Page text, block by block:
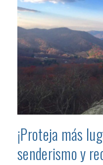
¡Proteja más
senderismo y